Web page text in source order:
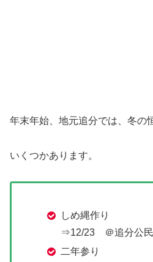
年末年始、地元追分では、冬の
いくつかあります。
しめ縄作り
⇒12/23 ＠追分公
二年参り